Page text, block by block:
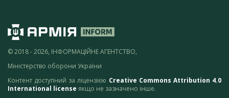
© 2018 - 2026, ІНФОРМАЦІЙНЕ АГЕНТСТВО,
Міністерство оборони України
Контент доступний за ліцензією Creative Commons Attribution 4.0
International license якщо не зазначено інше.